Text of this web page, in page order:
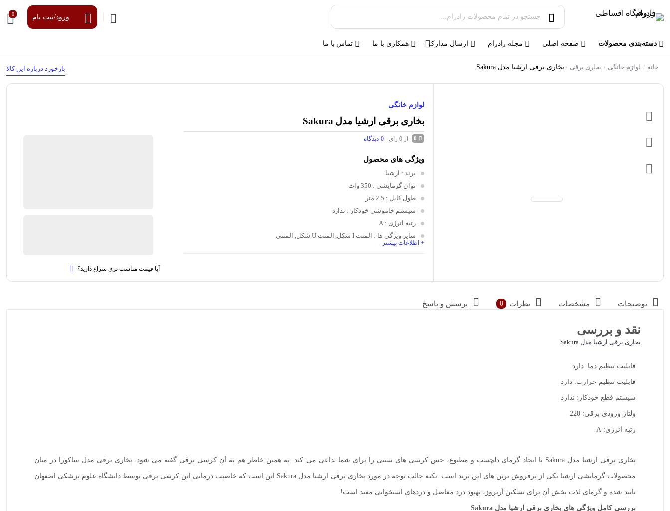
ورود/ثبت نام 0
دسته‌بندی محصولات صفحه اصلی مجله رادرام ارسال مدارک همکاری با ما تماس با ما
بازخورد درباره این کالا خانه / لوازم خانگی / بخاری برقی / بخاری برقی ارشیا مدل Sakura
لوازم خانگی
بخاری برقی ارشیا مدل Sakura
0 از 0 رای 0 دیدگاه
ویژگی های محصول
برند : ارشیا
توان گرمایشی : 350 وات
طول کابل : 2.5 متر
سیستم خاموشی خودکار : ندارد
رتبه انرژی : A
سایر ویژگی ها : المنت I شکل, المنت U شکل, المنتی
+ اطلاعات بیشتر
آیا قیمت مناسب تری سراغ دارید؟
توضیحات مشخصات نظرات 0 پرسش و پاسخ
نقد و بررسی
بخاری برقی ارشیا مدل Sakura
قابلیت تنظبم دما: دارد
قابلیت تنظیم حرارت: دارد
سیستم قطع خودکار: ندارد
ولتاژ ورودی برقی: 220
رتبه انرژی: A
بخاری برقی ارشیا مدل Sakura با ایجاد گرمای دلچسب و مطبوع، حس کرسی های سنتی را برای شما تداعی می کند. به همین خاطر هم به آن کرسی برقی گفته می شود. بخاری برقی مدل ساکورا در میان
محصولات گرمایشی ارشیا یکی از پرفروش ترین های این برند است. نکته جالب توجه در مورد بخاری برقی ارشیا مدل Sakura این است که خاصیت درمانی این کرسی برقی توسط دانشگاه علوم پزشکی اصفهان
تایید شده و گرمای لذت بخش آن برای تسکین آرتروز، بهبود درد مفاصل و دردهای استخوانی مفید است!
بررسی کامل ویژگی های بخاری برقی ارشیا مدل Sakura